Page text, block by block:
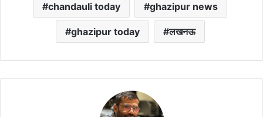
chandauli today ghazipur news
ghazipur today लखनऊ